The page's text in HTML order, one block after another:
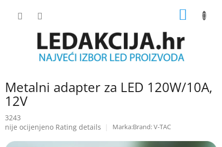
Metalni adapter za LED 120W/10A,
12V
3243
The
nije ocijenjeno Rating details Brand:V-TAC